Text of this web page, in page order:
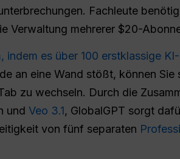
Fachleute
Verwaltung mehrerer $20-
indem es über 100 erstklassige
an eine Wand stößt, können
zu wechseln. Durch die
und Veo 3.1, GlobalGPT sorgt
von fünf separaten